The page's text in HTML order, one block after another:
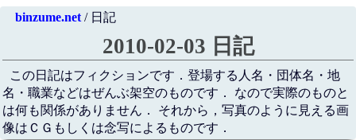
binzume.net/ 日記
2010-02-03 日記
この日記はフィクションです．登場する人名・団体名・地
名・職業などはぜんぶ架空のものです． なので実際のものと
は何も関係がありません． それから，写真のように見える画
像はＣＧもしくは念写によるものです．